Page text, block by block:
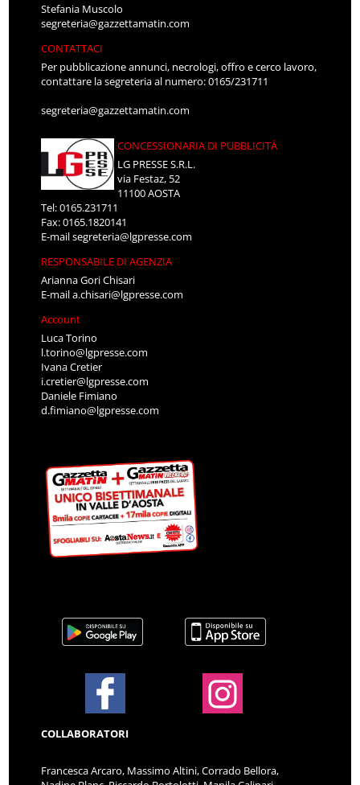
Stefania Muscolo
segreteria@gazzettamatin.com
CONTATTACI
Per pubblicazione annunci, necrologi, offro e cerco lavoro,
contattare la segreteria al numero: 0165/231711
segreteria@gazzettamatin.com
CONCESSIONARIA DI PUBBLICITÀ
LG PRESSE S.R.L.
via Festaz, 52
11100 AOSTA
Tel: 0165.231711
Fax: 0165.1820141
E-mailsegreteria@lgpresse.com
RESPONSABILE DI AGENZIA
Arianna Gori Chisari
E-maila.chisari@lgpresse.com
Account
Luca Torino
l.torino@lgpresse.com
Ivana Cretier
i.cretier@lgpresse.com
Daniele Fimiano
d.fimiano@lgpresse.com
COLLABORATORI
Francesca Arcaro, Massimo Altini, Corrado Bellora,